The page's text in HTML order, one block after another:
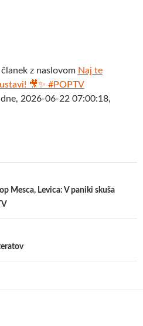
z naslovom Naj te
🎥✨ #POPTV
2026-06-22 07:00:18,
Mesca, Levica: V paniki skuša